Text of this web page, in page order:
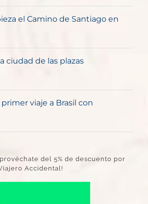
el Camino de Santiago en
ciudad de las plazas
viaje a Brasil con
del 5% de descuento por
Accidental!